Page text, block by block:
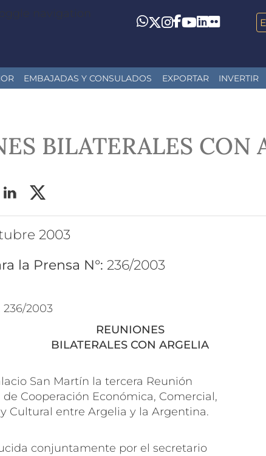
Toggle navigation
Whatsapp
Twitter
Instagram
Facebook
YouTube
LinkedIn
Flickr
EMBAJADAS Y CONSULADOS EXPORTAR INVERTIR
BILATERALES CON
2003
la Prensa N°: 236/2003
2003
REUNIONES
BILATERALES CON ARGELIA
San Martín la tercera Reunión
Cooperación Económica, Comercial,
Cultural entre Argelia y la Argentina.
conjuntamente por el secretario